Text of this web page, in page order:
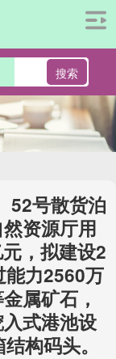
搜索
52号散货泊
资源厅用
，拟建设2
力2560万
属矿石，
式港池设
构码头。